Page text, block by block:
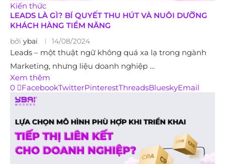
Kiến thức
LEADS LÀ GÌ? BÍ QUYẾT THU HÚT VÀ NUÔI DƯỠNG
KHÁCH HÀNG TIỀM NĂNG
bởi ybai 14/08/2024
Leads – một thuật ngữ không quá xa lạ trong ngành
Marketing, nhưng liệu doanh nghiệp …
Xem thêm
0
FacebookTwitterPinterestThreadsBlueskyEmail